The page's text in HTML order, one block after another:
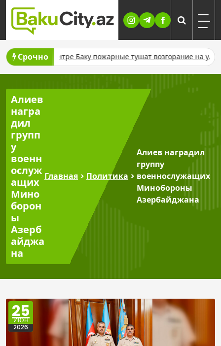
Skip
content
Срочно
В центре Баку пожарные тушат возгорание на улице
Алиев
награ
дил
групп
у
военн
ослуж
ащих
Мино
борон
ы
Азерб
айджа
на
Главная > Политика >
Алиев наградил
группу
военнослужащих
Минобороны
Азербайджана
25
ИЮН
2026